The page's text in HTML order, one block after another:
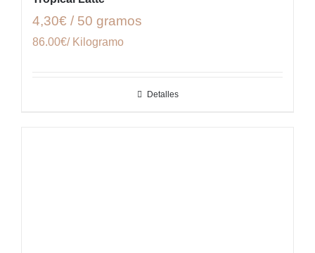
4,30€ / 50 gramos
86.00€/ Kilogramo
Detalles